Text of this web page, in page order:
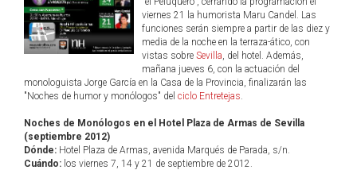
viernes 21 la humorista Maru Candel. Las
funciones serán siempre a partir de las diez y
media de la noche en la terraza-ático, con
vistas sobre Sevilla, del hotel. Además,
mañana jueves 6, con la actuación del
monologuista Jorge García en la Casa de la Provincia, finalizarán las
"Noches de humor y monólogos" del ciclo Entretejas.
Noches de Monólogos en el Hotel Plaza de Armas de Sevilla
(septiembre 2012)
Dónde: Hotel Plaza de Armas, avenida Marqués de Parada, s/n.
Cuándo: los viernes 7, 14 y 21 de septiembre de 2012.